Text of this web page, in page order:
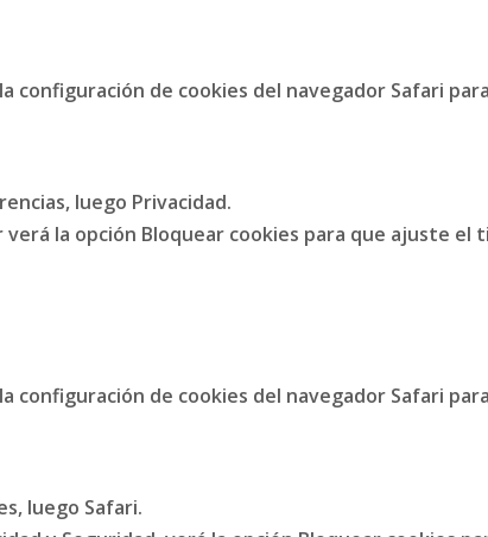
configuración de cookies del navegador Safari
luego Privacidad.
verá la opción Bloquear cookies para que ajuste el
configuración de cookies del navegador Safari
luego Safari.